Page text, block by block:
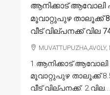
ആനിക്കാട്
മൂവാറ്റുപുഴ താലൂക്ക്
വീട് വില്പനക്ക് വില
1.ആനിക്കാട്
മൂവാറ്റുപുഴ താലൂക്ക്
വീട് വില്പനക്ക്. 2.വില...